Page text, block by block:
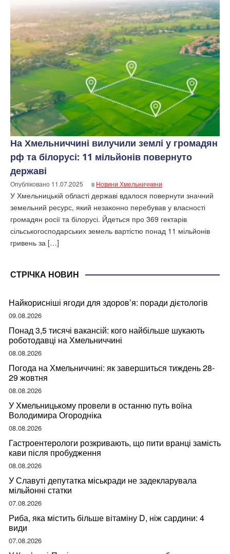
На Хмельниччині вилучили землі у громадян
рф та білорусі: 11 мільйонів повернуто
державі
Опубліковано 11.07.2025 в Новини Хмельниччини
У Хмельницькій області державі вдалося повернути значний
земельний ресурс, який незаконно перебував у власності
громадян росії та білорусі. Йдеться про 369 гектарів
сільськогосподарських земель вартістю понад 11 мільйонів
гривень за […]
СТРІЧКА НОВИН
Найкорисніші ягоди для здоров’я: поради дієтологів
09.08.2026
Понад 3,5 тисячі вакансій: кого найбільше шукають
роботодавці на Хмельниччині
08.08.2026
Погода на Хмельниччині: як завершиться тиждень 28-
29 жовтня
08.08.2026
У Хмельницькому провели в останню путь воїна
Володимира Огородніка
08.08.2026
Гастроентерологи розкривають, що пити вранці замість
кави після пробудження
08.08.2026
У Славуті депутатка міськради не задекларувала
мільйонні статки
07.08.2026
Риба, яка містить більше вітаміну D, ніж сардини: 4
види
07.08.2026